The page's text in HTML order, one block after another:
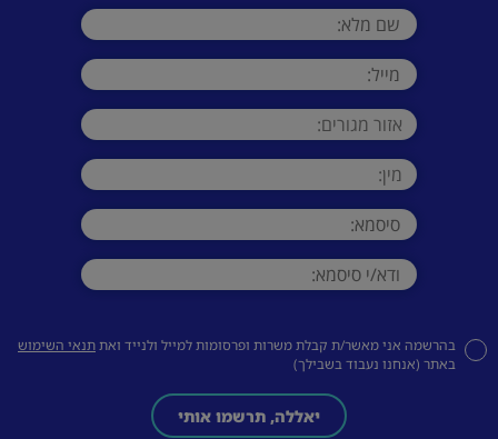
בהרשמה אני מאשר/ת קבלת משרות ופרסומות למייל ולנייד ואתתנאי השימוש
באתר (אנחנו נעבוד בשבילך)
יאללה, תרשמו אותי